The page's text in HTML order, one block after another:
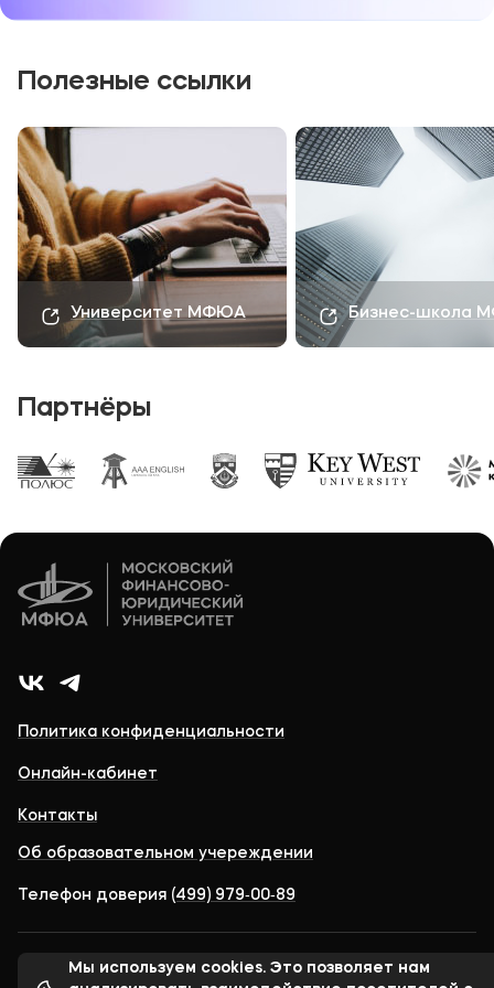
группаВКонтактеиТелеграм.
Полезные ссылки
Университет МФЮА Бизнес-школа
Партнёры
Политика конфиденциальности
Онлайн-кабинет
Контакты
Об образовательном учереждении
Телефон доверия (499) 979‑00‑89
© 1998-2026 Московский финансово-юридический
Мы используем cookies. Это позволяет нам